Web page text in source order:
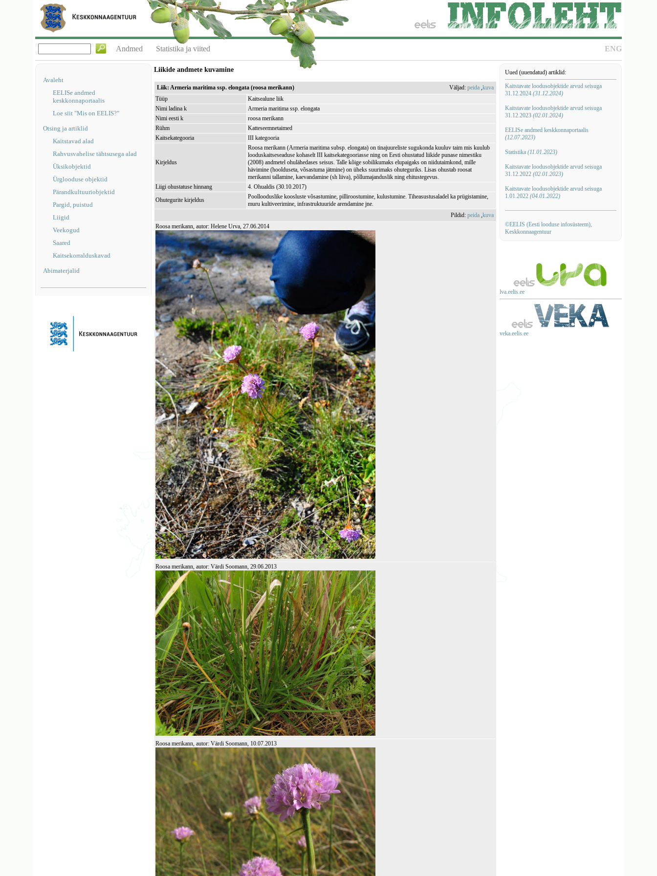
ENG
Andmed Statistika ja viited
Avaleht
EELISe andmed
keskkonnaportaalis
Loe siit "Mis on EELIS?"
Otsing ja artiklid
Kaitstavad alad
Rahvusvahelise tähtsusega alad
Üksikobjektid
Ürglooduse objektid
Pärandkultuuriobjektid
Pargid, puistud
Liigid
Veekogud
Saared
Kaitsekorralduskavad
Abimaterjalid
Uued (uuendatud) artiklid:
Kaitstavate loodusobjektide arvud seisuga
31.12.2024 (31.12.2024)
Kaitstavate loodusobjektide arvud seisuga
31.12.2023 (02.01.2024)
EELISe andmed keskkonnaportaalis
(12.07.2023)
Statistika (11.01.2023)
Kaitstavate loodusobjektide arvud seisuga
31.12.2022 (02.01.2023)
Kaitstavate loodusobjektide arvud seisuga
1.01.2022 (04.01.2022)
©EELIS (Eesti looduse infosüsteem),
Keskkonnaagentuur
lva.eelis.ee
veka.eelis.ee
Liikide andmete kuvamine
Liik: Armeria maritima ssp. elongata (roosa merikann) Väljad:peida ,kuva
Tüüp
Kaitsealune liik
Nimi ladina k
Armeria maritima ssp. elongata
Nimi eesti k
roosa merikann
Rühm
Katteseemnetaimed
Kaitsekategooria
III kategooria
Kirjeldus
Roosa merikann (Armeria maritima subsp. elongata) on tinajuureliste sugukonda kuuluv taim mis kuulub
looduskaitseseaduse kohaselt III kaitsekategooriasse ning on Eesti ohustatud liikide punase nimestiku
(2008) andmetel ohulähedases seisus. Talle kõige sobilikumaks elupaigaks on niidutaimkond, mille
hävimine (hoolduseta, võsastuma jätmine) on üheks suurimaks ohuteguriks. Lisas ohustab roosat
merikanni tallamine, kaevandamine (sh liiva), põllumajanduslik ning ehitustegevus.
Liigi ohustatuse hinnang
4. Ohualdis (30.10.2017)
Ohutegurite kirjeldus
Poollooduslike koosluste võsastumine, pilliroostumine, kulustumine. Tiheasustusaladel ka prügistamine,
muru kultiveerimine, infrastruktuuride arendamine jne.
Pildid:peida ,kuva
Roosa merikann, autor: Helene Urva, 27.06.2014
Roosa merikann, autor: Värdi Soomann, 29.06.2013
Roosa merikann, autor: Värdi Soomann, 10.07.2013